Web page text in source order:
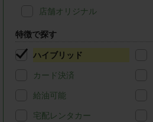
店舗オリジナル
特徴で探す
ハイブリッド
カード決済
給油可能
宅配レンタカー